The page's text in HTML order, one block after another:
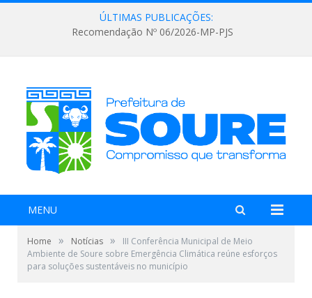
ÚLTIMAS PUBLICAÇÕES:
Recomendação Nº 06/2026-MP-PJS
MENU
Home » Notícias »
III Conferência Municipal de Meio
Ambiente de Soure sobre Emergência Climática reúne esforços
para soluções sustentáveis no município